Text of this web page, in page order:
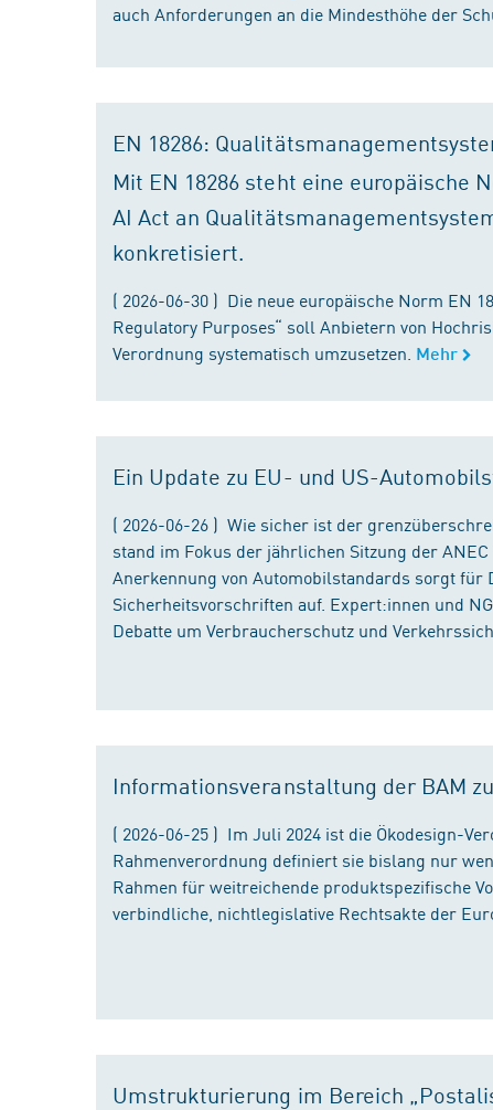
auch Anforderungen an die Mindesthöhe der
EN 18286:
Mit EN 18286 steht eine europäische
AI Act an
konkretisiert.
( 2026-06-30 ) Die neue europäische Norm EN
Regulatory Purposes“ soll Anbietern von
Verordnung systematisch umzusetzen. Mehr
Ein Update zu EU- und US-
( 2026-06-26 ) Wie sicher ist der
stand im Fokus der jährlichen Sitzung der
Anerkennung von Automobilstandards sorgt für
Sicherheitsvorschriften auf. Expert:innen und
Debatte um Verbraucherschutz und
Informationsveranstaltung der BAM
( 2026-06-25 ) Im Juli 2024 ist die Ökodesign-
Rahmenverordnung definiert sie bislang nur
Rahmen für weitreichende produktspezifische
verbindliche, nichtlegislative Rechtsakte der
Umstrukturierung im Bereich